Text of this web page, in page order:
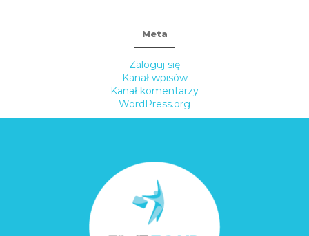
Meta
Zaloguj się
Kanał wpisów
Kanał komentarzy
WordPress.org